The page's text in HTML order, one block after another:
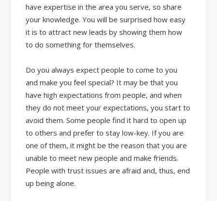
have expertise in the area you serve, so share
your knowledge. You will be surprised how easy
it is to attract new leads by showing them how
to do something for themselves.
Do you always expect people to come to you
and make you feel special? It may be that you
have high expectations from people, and when
they do not meet your expectations, you start to
avoid them. Some people find it hard to open up
to others and prefer to stay low-key. If you are
one of them, it might be the reason that you are
unable to meet new people and make friends.
People with trust issues are afraid and, thus, end
up being alone.